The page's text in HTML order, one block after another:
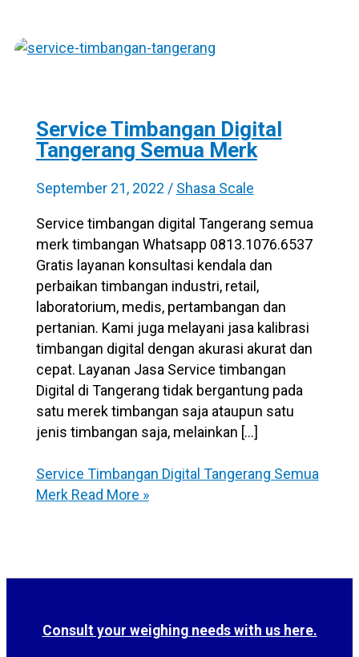
Service Timbangan Digital
Tangerang Semua Merk
September 21, 2022 / Shasa Scale
Service timbangan digital Tangerang semua
merk timbangan Whatsapp 0813.1076.6537
Gratis layanan konsultasi kendala dan
perbaikan timbangan industri, retail,
laboratorium, medis, pertambangan dan
pertanian. Kami juga melayani jasa kalibrasi
timbangan digital dengan akurasi akurat dan
cepat. Layanan Jasa Service timbangan
Digital di Tangerang tidak bergantung pada
satu merek timbangan saja ataupun satu
jenis timbangan saja, melainkan […]
Service Timbangan Digital Tangerang Semua
MerkRead More »
Consult your weighing needs with us here.